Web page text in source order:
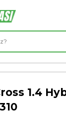
1.4